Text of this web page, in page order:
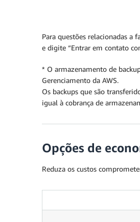
Para questões relacionadas a
e digite “Entrar em contato
* O armazenamento de
Gerenciamento da AWS.
Os backups que são
igual à cobrança de
Opções de
Reduza os custos